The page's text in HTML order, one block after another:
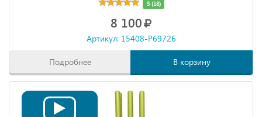
5 (18)
8 100
Артикул: 15408-P69726
Подробнее В корзину